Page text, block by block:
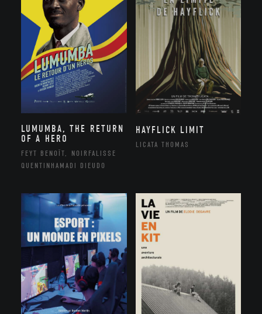
LUMUMBA, THE RETURN
OF A HERO
FEYT BENOÎT, NOIRFALISSE
QUENTINHAMADI DIEUDO
HAYFLICK LIMIT
LICATA THOMAS